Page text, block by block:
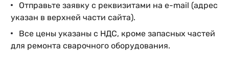
Отправьте заявку с реквизитами на e-mail (адрес
указан в верхней части сайта).
Все цены указаны с НДС, кроме запасных частей
для ремонта сварочного оборудования.